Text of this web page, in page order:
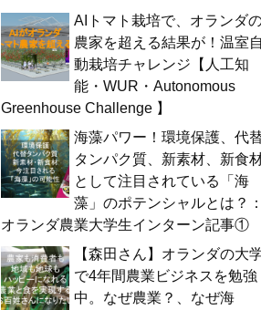
AIトマト栽培で、オランダ
農家を超える結果が！温室自
動栽培チャレンジ【人工知
能・WUR・Autonomous
Greenhouse Challenge 】
海藻パワー！環境保護、代
タンパク質、新素材、新食
として注目されている「海
藻」のポテンシャルとは？：
オランダ農業大学生インターン記事①
【森田さん】オランダの大
で4年間農業ビジネスを勉強
中。なぜ農業？、なぜ海